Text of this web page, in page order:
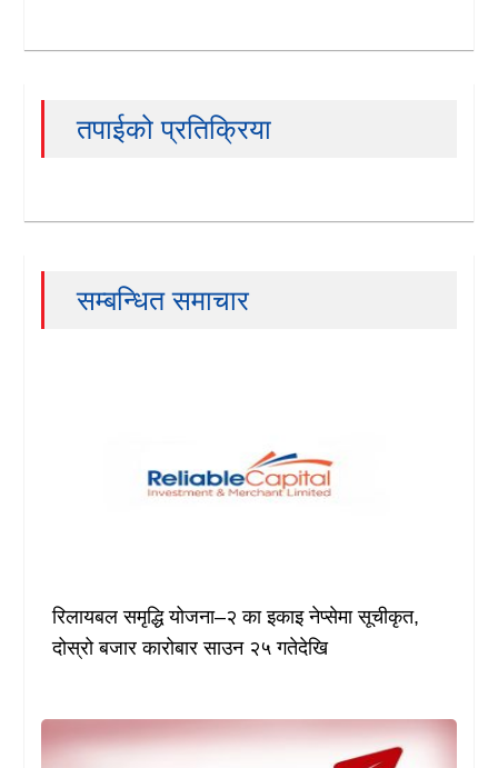
तपाईको प्रतिक्रिया
सम्बन्धित समाचार
रिलायबल समृद्धि योजना–२ का इकाइ नेप्सेमा सूचीकृत,
दोस्रो बजार कारोबार साउन २५ गतेदेखि